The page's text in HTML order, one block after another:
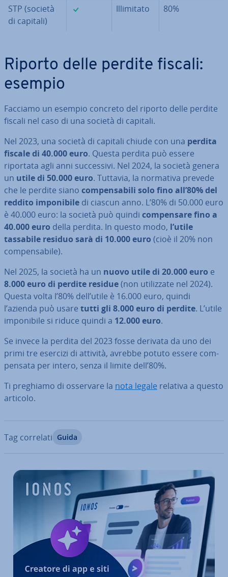
STP (società
di capitali)
Il­li­mi­ta­to 80%
Riporto delle perdite fiscali:
esempio
Facciamo un esempio concreto del riporto delle perdite
fiscali nel caso di una società di capitali.
Nel 2023, una società di capitali chiude con una perdita
fiscale di 40.000 euro. Questa perdita può essere
riportata agli anni suc­ces­si­vi. Nel 2024, la società genera
un utile di 50.000 euro. Tuttavia, la normativa prevede
che le perdite siano com­pen­sa­bi­li solo fino all’80% del
reddito im­po­ni­bi­le di ciascun anno. L’80% di 50.000 euro
è 40.000 euro: la società può quindi com­pen­sa­re fino a
40.000 euro della perdita. In questo modo, l’utile
tassabile residuo sarà di 10.000 euro (cioè il 20% non
com­pen­sa­bi­le).
Nel 2025, la società ha un nuovo utile di 20.000 euro e
8.000 euro di perdite residue(non uti­liz­za­te nel 2024).
Questa volta l’80% dell’utile è 16.000 euro, quindi
l’azienda può usare tutti gli 8.000 euro di perdite. L’utile
im­po­ni­bi­le si riduce quindi a 12.000 euro.
Se invece la perdita del 2023 fosse derivata da uno dei
primi tre esercizi di attività, avrebbe potuto essere com­
pen­sa­ta per intero, senza il limite dell’80%.
Ti preghiamo di osservare la nota legale relativa a questo
articolo.
Tag correlati Guida
Vai al menu prin­ci­pa­le